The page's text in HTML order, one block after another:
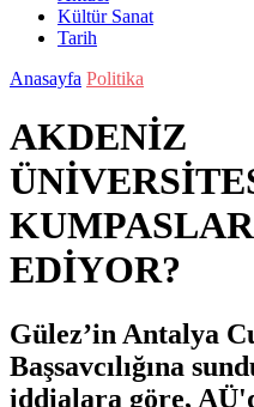
Kültür Sanat
Tarih
Anasayfa Politika
AKDENİZ
EDİYOR?
Gülez’in Antalya
Başsavcılığına
iddialara göre,